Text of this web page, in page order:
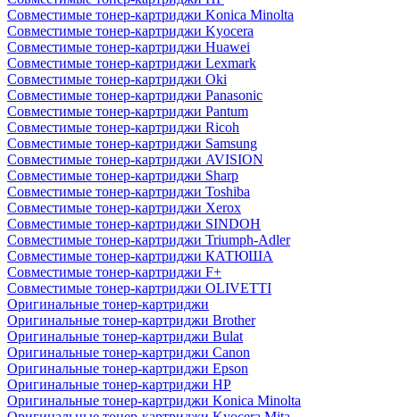
Совместимые тонер-картриджи Konica Minolta
Совместимые тонер-картриджи Kyocera
Совместимые тонер-картриджи Huawei
Совместимые тонер-картриджи Lexmark
Совместимые тонер-картриджи Oki
Совместимые тонер-картриджи Panasonic
Совместимые тонер-картриджи Pantum
Совместимые тонер-картриджи Ricoh
Совместимые тонер-картриджи Samsung
Совместимые тонер-картриджи AVISION
Совместимые тонер-картриджи Sharp
Совместимые тонер-картриджи Toshiba
Совместимые тонер-картриджи Xerox
Совместимые тонер-картриджи SINDOH
Совместимые тонер-картриджи Triumph-Adler
Совместимые тонер-картриджи КАТЮША
Совместимые тонер-картриджи F+
Совместимые тонер-картриджи OLIVETTI
Оригинальные тонер-картриджи
Оригинальные тонер-картриджи Brother
Оригинальные тонер-картриджи Bulat
Оригинальные тонер-картриджи Canon
Оригинальные тонер-картриджи Epson
Оригинальные тонер-картриджи HP
Оригинальные тонер-картриджи Konica Minolta